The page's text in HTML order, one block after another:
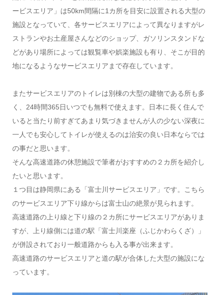
ービスエリア」は50km間隔に1カ所を目安に設置される大型の
施設となっていて、各サービスエリアによって異なりますがレ
ストランやお土産屋さんなどのショップ、ガソリンスタンドな
どがあり場所によっては観覧車や娯楽施設も有り、そこが目的
地になるようなサービスエリアまで存在しています。
またサービスエリアのトイレは別棟の大型の建物である所も多
く、24時間365日いつでも無料で使えます。日本に長く住んで
いると当たり前すぎてあまり気づきませんが人の少ない深夜に
一人でも安心してトイレが使えるのは治安の良い日本ならでは
の事だと思います。
そんな高速道路の休憩施設で筆者がおすすめの２カ所を紹介し
たいと思います。
１つ目は静岡県にある「富士川サービスエリア」です。こちら
のサービスエリア下り線からは富士山の絶景が見られます。
高速道路の上り線と下り線の２カ所にサービスエリアがありま
すが、上り線側には道の駅「富士川楽座（ふじかわらくざ）」
が併設されており一般道路からも入る事が出来ます。
高速道路のサービスエリアと道の駅が合体した大型の施設にな
っています。